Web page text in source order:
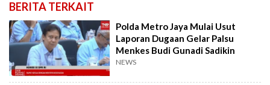
BERITA TERKAIT
Polda Metro Jaya Mulai Usut
Laporan Dugaan Gelar Palsu
Menkes Budi Gunadi Sadikin
NEWS